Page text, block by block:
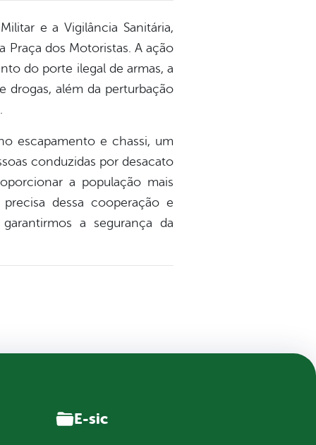
e a Vigilância Sanitária,
Praça dos Motoristas. A ação
do porte ilegal de armas, a
além da perturbação
escapamento e chassi, um
conduzidas por desacato
a população mais
dessa cooperação e
a segurança da
E-sic